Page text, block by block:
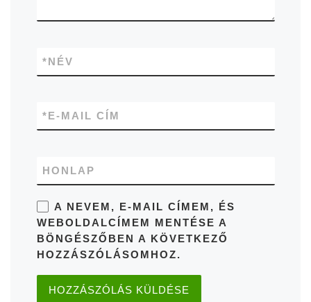
NÉV
*
E-MAIL CÍM
*
HONLAP
A NEVEM, E-MAIL CÍMEM, ÉS
WEBOLDALCÍMEM MENTÉSE A
BÖNGÉSZŐBEN A KÖVETKEZŐ
HOZZÁSZÓLÁSOMHOZ.